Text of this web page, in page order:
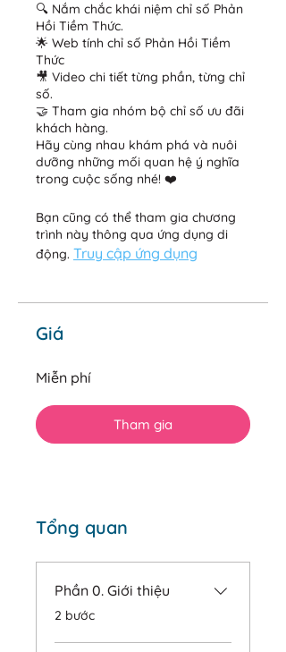
🔍 Nắm chắc khái niệm chỉ số Phản
Hồi Tiềm Thức.
🌟 Web tính chỉ số Phản Hồi Tiềm
Thức
🎥 Video chi tiết từng phần, từng chỉ
số.
🤝 Tham gia nhóm bộ chỉ số ưu đãi
khách hàng.
Hãy cùng nhau khám phá và nuôi
dưỡng những mối quan hệ ý nghĩa
trong cuộc sống nhé! ❤️
Bạn cũng có thể tham gia chương
trình này thông qua ứng dụng di
động. Truy cập ứng dụng
Giá
Miễn phí
Tham gia
Tổng quan
Phần 0. Giới thiệu
.2 bước